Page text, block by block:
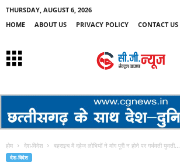
THURSDAY, AUGUST 6, 2026
HOME
ABOUT US PRIVACY POLICY CONTACT US
होम देश-विदेश बहराइच में दहेज लोभियों ने मांग पूरी न होने पर गर्भवती युवती...
देश-विदेश